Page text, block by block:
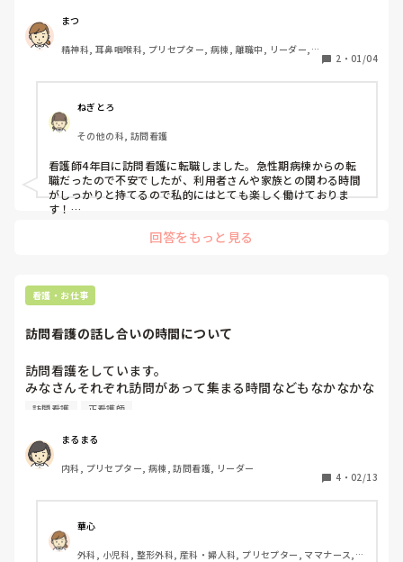
・経験年数（訪問は2〜3年目から楽になる人も多い）
このあたりで感じ方はかなり変わります。
訪問が向いてないのかなと結論を出すのは、まだ早いかもしれ
ません。
・担当調整の相談
・事業所を変える
・一度病棟に戻る
仕事に行きたくないと思うほど頑張っている自分を、まず労っ
てあげてくださいね。
同じように悩んでいる訪問看護師、実はすごく多いですよ。
実際訪問看護で働いている方、どうですか？現場のリアルな
声を聞きたいです。
まつ
精神科, 耳鼻咽喉科, プリセプター, 病棟, 離職中, リーダー,
2 ・ 01/04
ねぎとろ
その他の科, 訪問看護
看護師4年目に訪問看護に転職しました。急性期病棟からの転
職だったので不安でしたが、利用者さんや家族との関わる時間
がしっかりと持てるので私的にはとても楽しく働けておりま
す！
者に相談できる体制になっており安心でした。
っていたので月の半分が待機番で夜の予定が入れられなかった
り、夜間に呼び出しがあってそのまま出勤、、という事も多々
また訪問後に事務所に戻り記録を行うので定時では帰れません
回答をもっと見る
看護・お仕事
訪問看護の話し合いの時間について
訪問看護をしています。
みなさんそれぞれ訪問があって集まる時間などもなかなかな
いです。
患者様のことなどどのタイミングでミーティングなどされて
ますか？
訪問看護 正看護師
まるまる
内科, プリセプター, 病棟, 訪問看護, リーダー
4 ・ 02/13
華心
外科, 小児科, 整形外科, 産科・婦人科, プリセプター, ママナース,